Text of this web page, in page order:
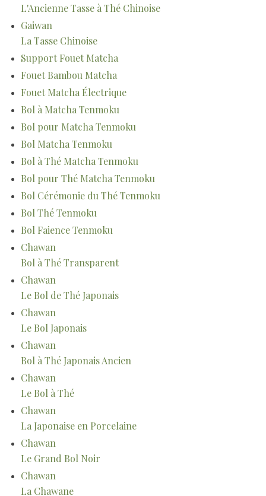
L'Ancienne Tasse à Thé Chinoise
Gaiwan
La Tasse Chinoise
Support Fouet Matcha
Fouet Bambou Matcha
Fouet Matcha Électrique
Bol à Matcha Tenmoku
Bol pour Matcha Tenmoku
Bol Matcha Tenmoku
Bol à Thé Matcha Tenmoku
Bol pour Thé Matcha Tenmoku
Bol Cérémonie du Thé Tenmoku
Bol Thé Tenmoku
Bol Faience Tenmoku
Chawan
Bol à Thé Transparent
Chawan
Le Bol de Thé Japonais
Chawan
Le Bol Japonais
Chawan
Bol à Thé Japonais Ancien
Chawan
Le Bol à Thé
Chawan
La Japonaise en Porcelaine
Chawan
Le Grand Bol Noir
Chawan
La Chawane